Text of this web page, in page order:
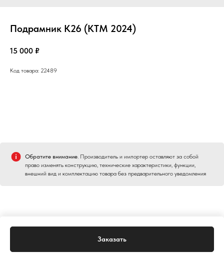
Подрамник К26 (KTM 2024)
15 000 ₽
Заказать
Код товара: 22489
Обратите внимание. Производитель и импортер оставляют за собой
право изменять конструкцию, технические характеристики, функции,
внешний вид и комплектацию товара без предварительного уведомления